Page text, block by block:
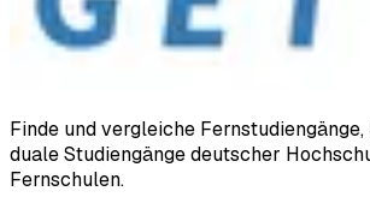
Finde und vergleiche
duale Studiengänge deutscher
Fernschulen.